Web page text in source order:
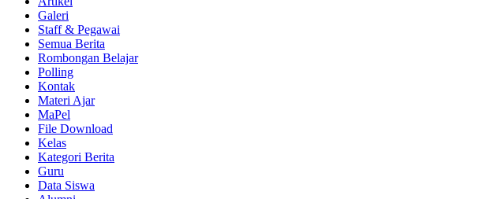
Galeri
Staff & Pegawai
Semua Berita
Rombongan Belajar
Polling
Kontak
Materi Ajar
MaPel
File Download
Kelas
Kategori Berita
Guru
Data Siswa